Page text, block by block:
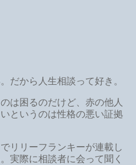
だから人生相談って好き。
は困るのだけど、赤の他人
というのは性格の悪い証拠
リリーフランキーが連載し
実際に相談者に会って聞く